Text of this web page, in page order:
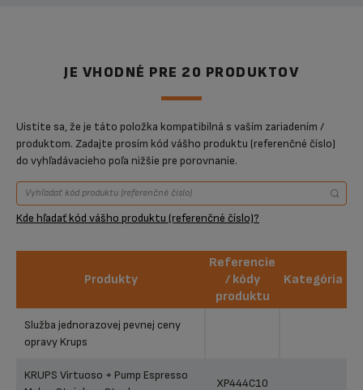
JE VHODNÉ PRE 20 PRODUKTOV
Uistite sa, že je táto položka kompatibilná s vaším zariadením /
produktom. Zadajte prosím kód vášho produktu (referenčné číslo)
do vyhľadávacieho poľa nižšie pre porovnanie.
Kde hľadať kód vášho produktu (referenčné číslo)?
Produkty
Referencie
/ kódy
produktu
Kategória
Produkty
Služba jednorazovej pevnej ceny
opravy Krups
KRUPS Virtuoso + Pump Espresso
XP444C10